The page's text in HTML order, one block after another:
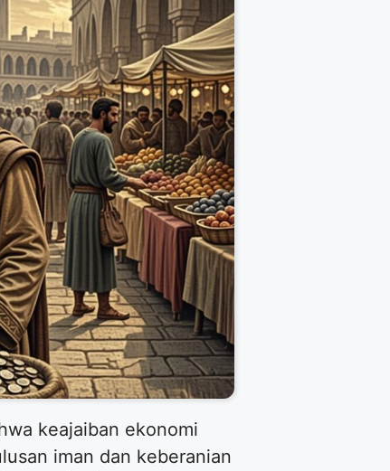
keajaiban ekonomi
iman dan keberanian